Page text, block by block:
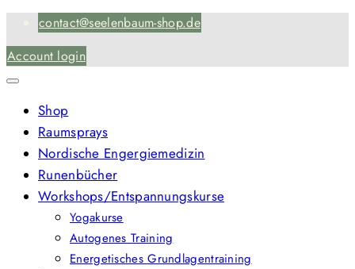
to
content
contact@seelenbaum-shop.de
Account login
Shop
Raumsprays
Nordische Engergiemedizin
Runenbücher
Workshops/Entspannungskurse
Yogakurse
Autogenes Training
Energetisches Grundlagentraining